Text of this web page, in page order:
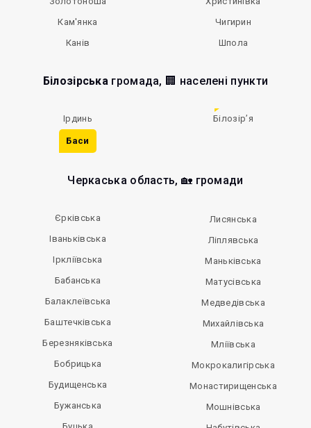
Кам'янка
Канів
Чигирин
Шпола
Білозірська громада, 🏢 населені пункти
Ірдинь
Баси
Білозір’я
Черкаська область, 🏡 громади
Єрківська
Іваньківська
Іркліївська
Бабанська
Балаклеївська
Баштечківська
Березняківська
Бобрицька
Будищенська
Бужанська
Лисянська
Ліплявська
Маньківська
Матусівська
Медведівська
Михайлівська
Мліївська
Мокрокалигірська
Монастирищенська
Мошнівська